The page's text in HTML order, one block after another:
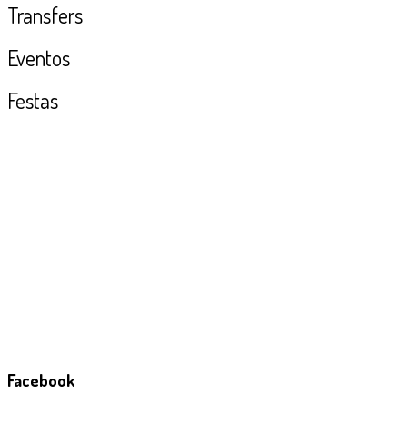
Transfers
Eventos
Festas
Facebook